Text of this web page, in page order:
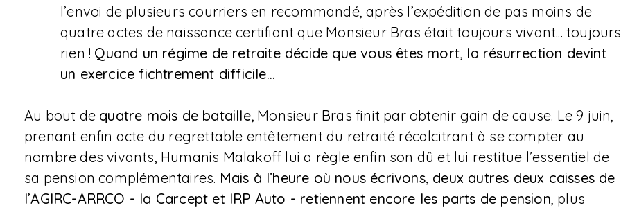
l’envoi de plusieurs courriers en recommandé, après l’expédition de pas moins de
quatre actes de naissance certifiant que Monsieur Bras était toujours vivant... toujours
rien ! Quand un régime de retraite décide que vous êtes mort, la résurrection devint
un exercice fichtrement difficile…
Au bout de quatre mois de bataille, Monsieur Bras finit par obtenir gain de cause. Le 9 juin,
prenant enfin acte du regrettable entêtement du retraité récalcitrant à se compter au
nombre des vivants, Humanis Malakoff lui a règle enfin son dû et lui restitue l’essentiel de
sa pension complémentaires. Mais à l’heure où nous écrivons, deux autres deux caisses de
l’AGIRC-ARRCO - la Carcept et IRP Auto - retiennent encore les parts de pension, plus